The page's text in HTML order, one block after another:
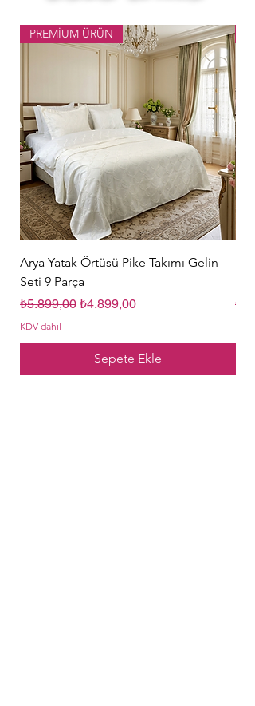
PREMİUM ÜRÜN
Arya Yatak Örtüsü Pike Takımı Gelin
Seti 9 Parça
Normal Fiyat
₺5.899,00 İndirimli Fiyat
₺4.899,00
KDV dahil
Sepete Ekle